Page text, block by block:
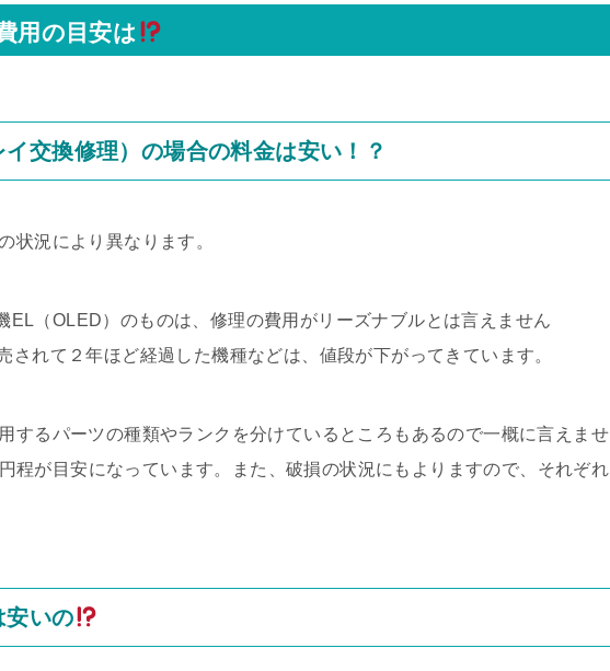
用の目安は
交換修理）の場合の料金は安い！？
状況により異なります。
EL（OLED）のものは、修理の費用がリーズナブルとは言えません
されて２年ほど経過した機種などは、値段が下がってきています。
するパーツの種類やランクを分けているところもあるので一概に言えませ
程が目安になっています。また、破損の状況にもよりますので、それぞれ
安いの